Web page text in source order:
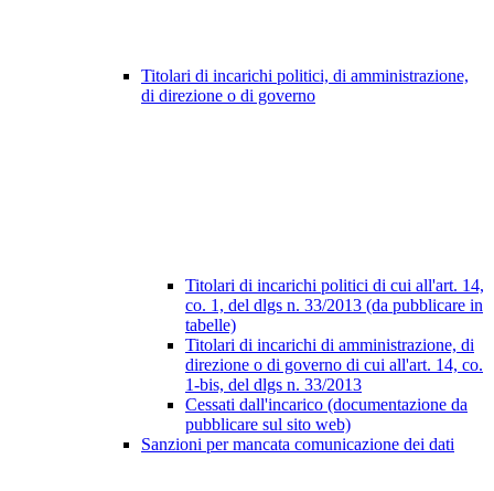
Titolari di incarichi politici, di amministrazione,
di direzione o di governo
Titolari di incarichi politici di cui all'art. 14,
co. 1, del dlgs n. 33/2013 (da pubblicare in
tabelle)
Titolari di incarichi di amministrazione, di
direzione o di governo di cui all'art. 14, co.
1-bis, del dlgs n. 33/2013
Cessati dall'incarico (documentazione da
pubblicare sul sito web)
Sanzioni per mancata comunicazione dei dati